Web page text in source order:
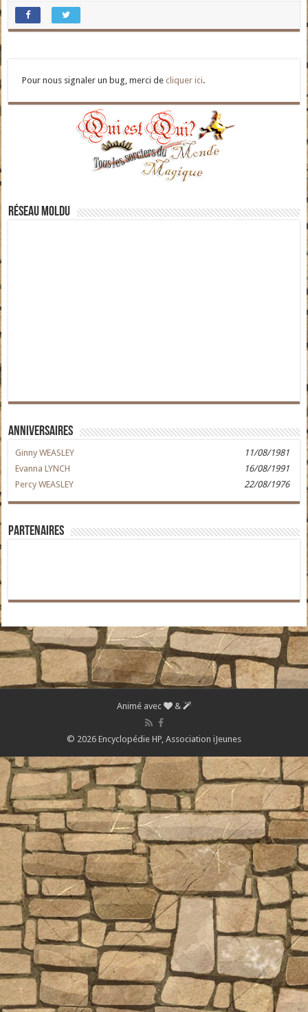
Pour nous signaler un bug, merci decliquer ici.
Réseau moldu
Anniversaires
Ginny WEASLEY
11/08/1981
Evanna LYNCH
16/08/1991
Percy WEASLEY
22/08/1976
Partenaires
Animé avec &
© 2026 Encyclopédie HP, Association iJeunes